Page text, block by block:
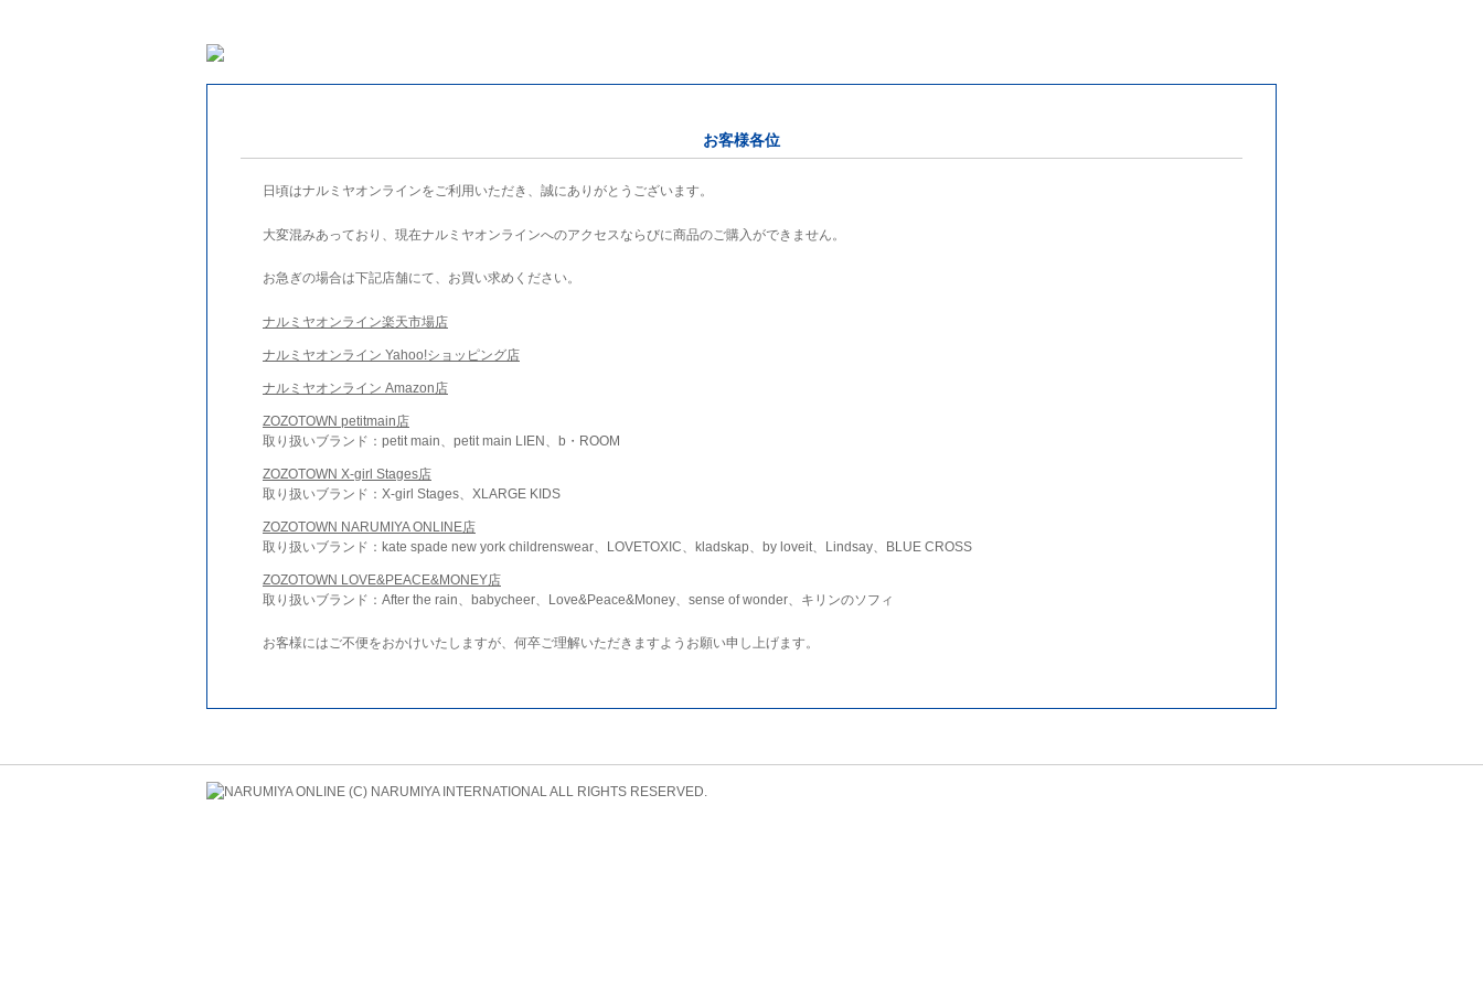
お客様各位
日頃はナルミヤオンラインをご利用いただき、誠にありがとうございます。
大変混みあっており、現在ナルミヤオンラインへのアクセスならびに商品のご購入ができません。
お急ぎの場合は下記店舗にて、お買い求めください。
ナルミヤオンライン楽天市場店
ナルミヤオンライン Yahoo!ショッピング店
ナルミヤオンライン Amazon店
ZOZOTOWN petitmain店
取り扱いブランド：petit main、petit main LIEN、b・ROOM
ZOZOTOWN X-girl Stages店
取り扱いブランド：X-girl Stages、XLARGE KIDS
ZOZOTOWN NARUMIYA ONLINE店
取り扱いブランド：kate spade new york childrenswear、LOVETOXIC、kladskap、by loveit、Lindsay、BLUE CROSS
ZOZOTOWN LOVE&PEACE&MONEY店
取り扱いブランド：After the rain、babycheer、Love&Peace&Money、sense of wonder、キリンのソフィ
お客様にはご不便をおかけいたしますが、何卒ご理解いただきますようお願い申し上げます。